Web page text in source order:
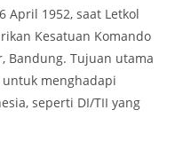
April 1952, saat Letkol
Kesatuan Komando
Bandung. Tujuan utama
menghadapi
seperti DI/TII yang